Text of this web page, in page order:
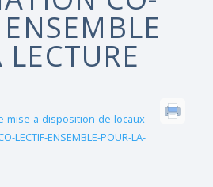
mise-a-disposition-de-locaux-
ENSEMBLE-POUR-LA-